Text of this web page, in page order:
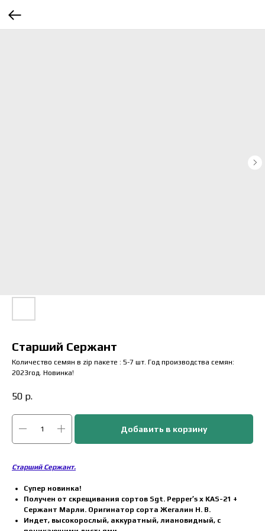
Старший Сержант
Количество семян в zip пакете : 5-7 шт. Год производства семян:
2023год. Новинка!
50 р.
Добавить в корзину
Старший Сержант.
Супер новинка!
Получен от скрещивания сортов Sgt. Pepper′s х KAS-21 +
Сержант Марли. Оригинатор сорта Жегалин Н. В.
Индет, высокорослый, аккуратный, лиановидный, с